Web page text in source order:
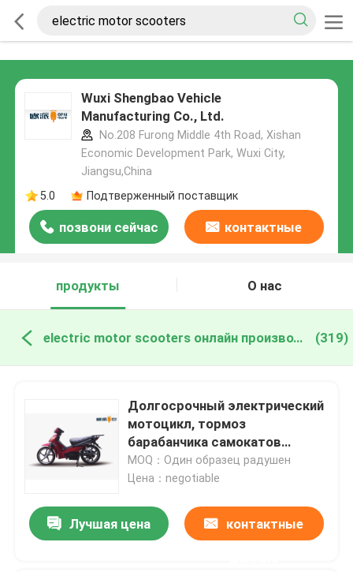
Wuxi Shengbao Vehicle
Manufacturing Co., Ltd.
No.208 Furong Middle 4th Road, Xishan
Economic Development Park, Wuxi City,
Jiangsu,China
5.0
Подтверженный поставщик
позвони сейчас контактные
продукты
О нас
electric motor scooters онлайн производство (319)
Долгосрочный электрический
мотоцикл, тормоз
барабанчика самокатов
электрического двигателя
задний
MOQ：Один образец радушен
Цена：negotiable
Лучшая цена контактные